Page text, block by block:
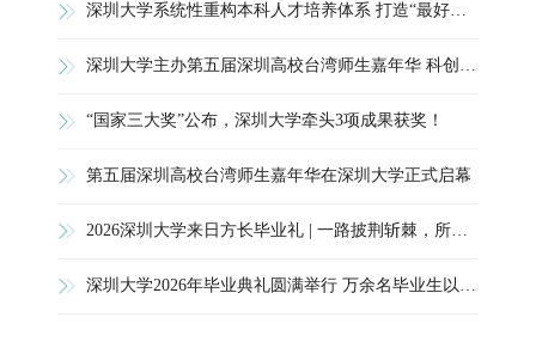
深圳大学系统性重构本科人才培养体系 打造“最好的创新创业教育”
深圳大学主办第五届深圳高校台湾师生嘉年华 科创研学深化两岸青年交流
“国家三大奖”公布，深圳大学牵头3项成果获奖！
第五届深圳高校台湾师生嘉年华在深圳大学正式启幕
2026深圳大学来日方长毕业礼 | 一路披荆斩棘，所向披靡！
深圳大学2026年毕业典礼圆满举行 万余名毕业生以此启程奔赴山海